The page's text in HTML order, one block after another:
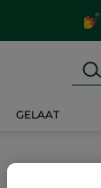
GELAAT